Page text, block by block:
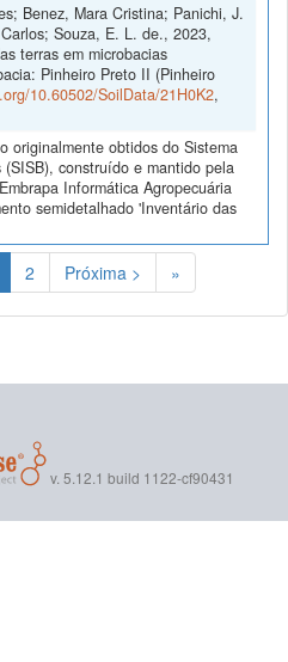
Benez, Mara Cristina; Panichi, J.
Souza, E. L. de., 2023,
terras em microbacias
Pinheiro Preto II (Pinheiro
10.60502/SoilData/21H0K2,
originalmente obtidos do Sistema
construído e mantido pela
Informática Agropecuária
semidetalhado 'Inventário das
(Atual)
2 Próxima > »
v. 5.12.1 build 1122-cf90431